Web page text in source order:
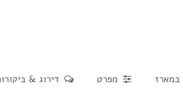
במארז מפרט דירוג &